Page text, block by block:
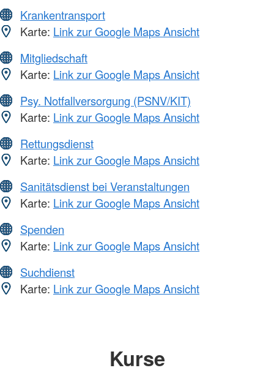
Krankentransport
Karte: Link zur Google Maps Ansicht
Mitgliedschaft
Karte: Link zur Google Maps Ansicht
Psy. Notfallversorgung (PSNV/KIT)
Karte: Link zur Google Maps Ansicht
Rettungsdienst
Karte: Link zur Google Maps Ansicht
Sanitätsdienst bei Veranstaltungen
Karte: Link zur Google Maps Ansicht
Spenden
Karte: Link zur Google Maps Ansicht
Suchdienst
Karte: Link zur Google Maps Ansicht
Kurse